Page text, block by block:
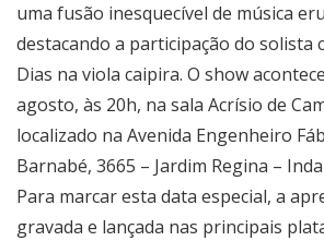
uma fusão inesquecível de música
destacando a participação do solista
Dias na viola caipira. O show
agosto, às 20h, na sala Acrísio de
localizado na Avenida Engenheiro
Barnabé, 3665 – Jardim Regina –
Para marcar esta data especial, a
gravada e lançada nas principais